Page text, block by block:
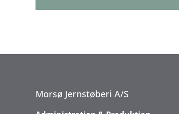
Morsø Jernstøberi A/S